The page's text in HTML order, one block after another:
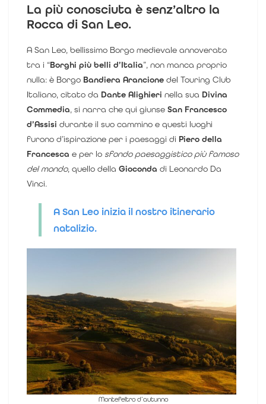
La più conosciuta è senz’altro la
Rocca di San Leo.
A San Leo, bellissimo Borgo medievale annoverato
tra i “Borghi più belli d’Italia”, non manca proprio
nulla: è Borgo Bandiera Arancione del Touring Club
Italiano, citato da Dante Alighieri nella sua Divina
Commedia, si narra che qui giunse San Francesco
d’Assisi durante il suo cammino e questi luoghi
furono d’ispirazione per i paesaggi di Piero della
Francesca e per lo sfondo paesaggistico più famoso
del mondo, quello della Gioconda di Leonardo Da
Vinci.
A San Leo inizia il nostro itinerario
natalizio.
Montefeltro d’autunno